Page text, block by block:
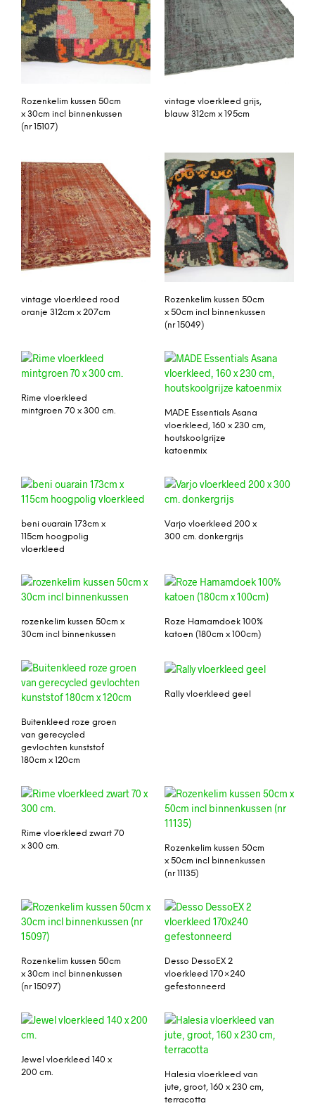
Rozenkelim kussen 50cm
x 30cm incl binnenkussen
(nr 15107)
vintage vloerkleed grijs,
blauw 312cm x 195cm
vintage vloerkleed rood
oranje 312cm x 207cm
Rozenkelim kussen 50cm
x 50cm incl binnenkussen
(nr 15049)
Rime vloerkleed
mintgroen 70 x 300 cm.
MADE Essentials Asana
vloerkleed, 160 x 230 cm,
houtskoolgrijze
katoenmix
beni ouarain 173cm x
115cm hoogpolig
vloerkleed
Varjo vloerkleed 200 x
300 cm. donkergrijs
rozenkelim kussen 50cm x
30cm incl binnenkussen
Roze Hamamdoek 100%
katoen (180cm x 100cm)
Buitenkleed roze groen
van gerecycled
gevlochten kunststof
180cm x 120cm
Rally vloerkleed geel
Rime vloerkleed zwart 70
x 300 cm.
Rozenkelim kussen 50cm
x 50cm incl binnenkussen
(nr 11135)
Rozenkelim kussen 50cm
x 30cm incl binnenkussen
(nr 15097)
Desso DessoEX 2
vloerkleed 170×240
gefestonneerd
Jewel vloerkleed 140 x
200 cm.
Halesia vloerkleed van
jute, groot, 160 x 230 cm,
terracotta